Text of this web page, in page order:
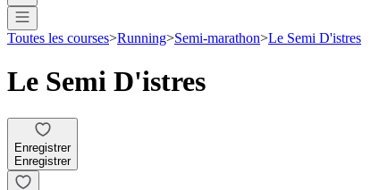
Toutes les courses>Running>Semi-marathon>Le Semi D'istres
Le Semi D'istres
Enregistrer
Enregistrer